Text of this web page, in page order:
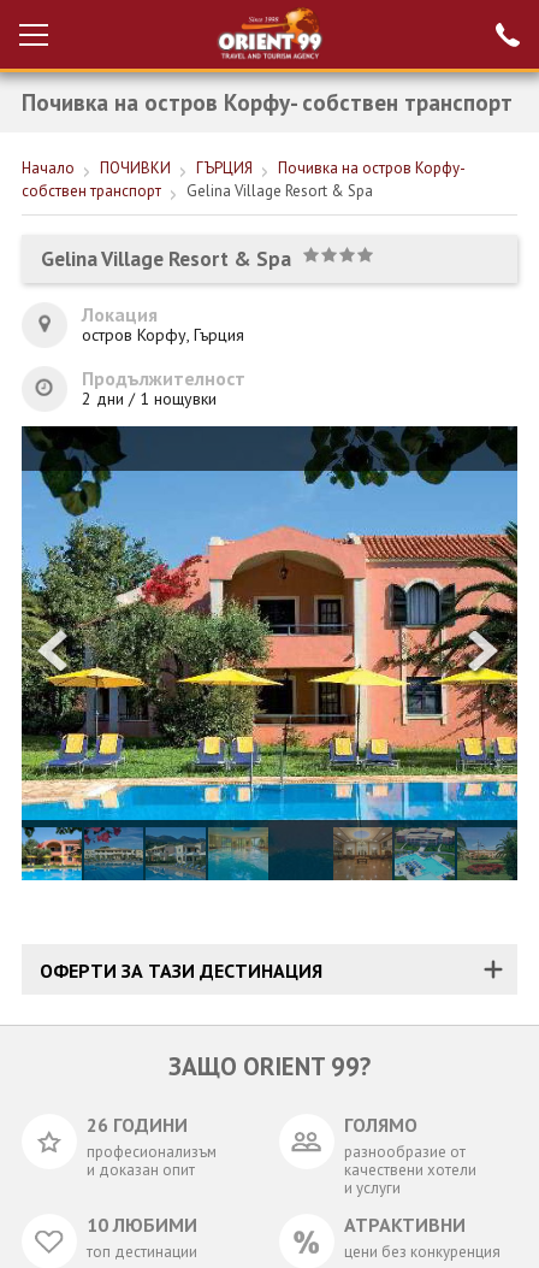
Вход за агенти
Проверка на
РАННИ ЗАПИСВАНИЯ ТУРЦИЯ
НОВА ГОДИНА ТУРЦИЯ
НОВА ГОДИНА
ПОЧИВКИ
КРУИЗИ
ЕКСКУРЗИИ
ОЩЕ
ЗА НАС
КОНТАКТИ
ФИРМЕНИ ДОКУМЕНТИ
0700 144 34 Запитване
ПОСЛЕДВАЙТЕ НИ
Почивка на остров Корфу- собствен транспорт
Начало ПОЧИВКИ ГЪРЦИЯ
Почивка на остров Корфу-
собствен транспорт
Gelina Village Resort & Spa
Gelina Village Resort & Spa
Локация
остров Корфу, Гърция
Продължителност
2 дни / 1 нощувки
ОФЕРТИ ЗА ТАЗИ ДЕСТИНАЦИЯ
ЗАЩО ORIENT 99?
26 ГОДИНИ
професионализъм
и доказан опит
ГОЛЯМО
разнообразие от
качествени хотели
и услуги
10 ЛЮБИМИ
топ дестинации
АТРАКТИВНИ
цени без конкуренция